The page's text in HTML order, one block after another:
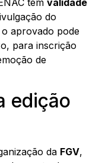
do
aprovado pode
para inscrição
de
edição
da FGV,